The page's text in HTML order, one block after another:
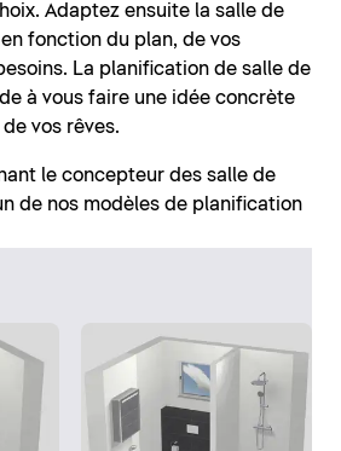
Adaptez ensuite la salle de
fonction du plan, de vos
La planification de salle de
à vous faire une idée concrète
vos rêves.
le concepteur des salle de
de nos modèles de planification